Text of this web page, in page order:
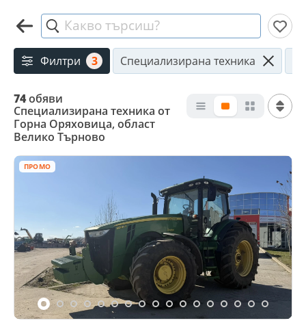
Какво търсиш?
Филтри 3 Специализирана техника
74обяви
Специализирана техника от
Горна Оряховица, област
Велико Търново
ПРОМО